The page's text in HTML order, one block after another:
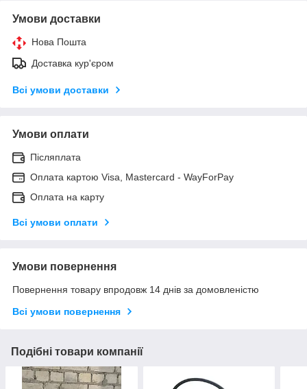
Умови доставки
Нова Пошта
Доставка кур'єром
Всі умови доставки
Умови оплати
Післяплата
Оплата картою Visa, Mastercard - WayForPay
Оплата на карту
Всі умови оплати
Умови повернення
Повернення товару впродовж 14 днів за домовленістю
Всі умови повернення
Подібні товари компанії